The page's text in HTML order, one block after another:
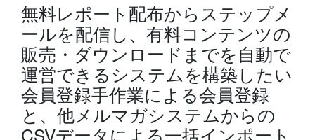
無料レポート配布からステップメ
ールを配信し、有料コンテンツの
販売・ダウンロードまでを自動で
運営できるシステムを構築したい
会員登録手作業による会員登録
と、他メルマガシステムからの
CSVデータによる一括インポート